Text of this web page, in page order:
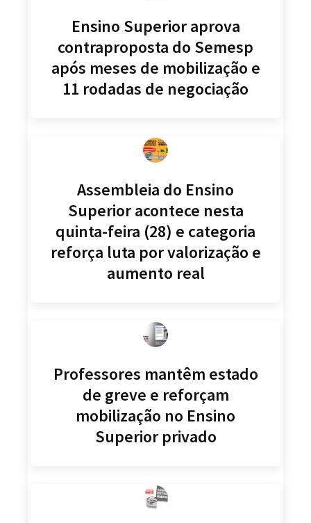
Ensino Superior aprova
contraproposta do Semesp
após meses de mobilização e
11 rodadas de negociação
Assembleia do Ensino
Superior acontece nesta
quinta-feira (28) e categoria
reforça luta por valorização e
aumento real
Professores mantêm estado
de greve e reforçam
mobilização no Ensino
Superior privado